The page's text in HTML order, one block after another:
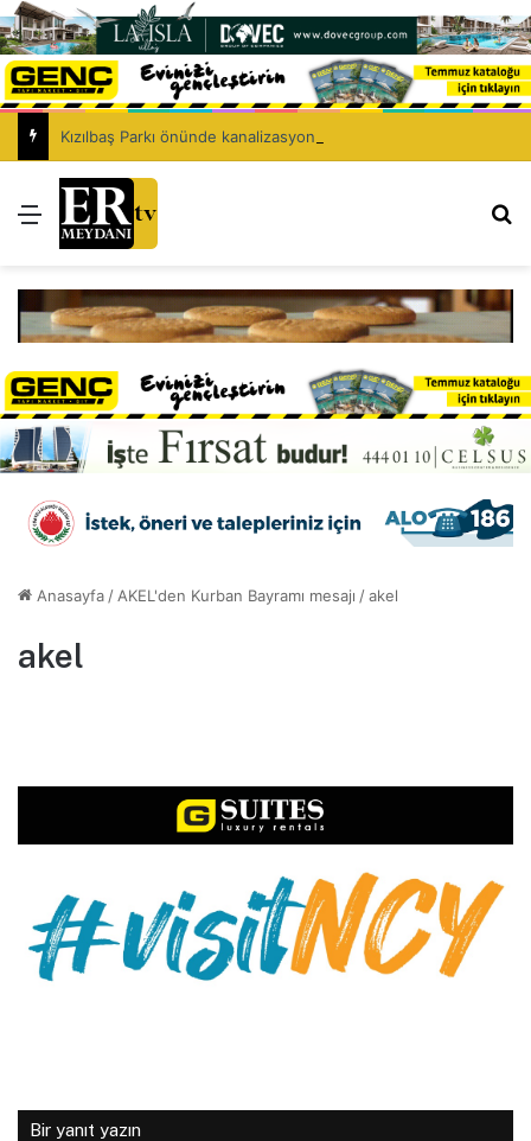
Menü
Anasayfa / AKEL'den Kurban Bayramı mesajı /akel
akel
Bir yanıt yazın